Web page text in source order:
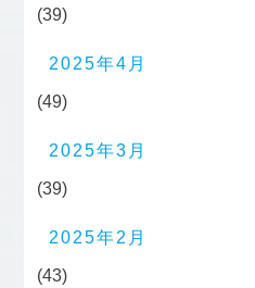
(39)
2025年4月
(49)
2025年3月
(39)
2025年2月
(43)